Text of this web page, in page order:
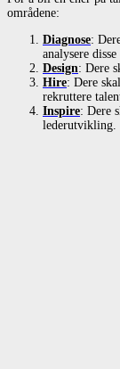
områdene:
Diagnose:
analysere
Design: Dere
Hire: Dere
rekruttere
Inspire: Dere
lederutvikling.